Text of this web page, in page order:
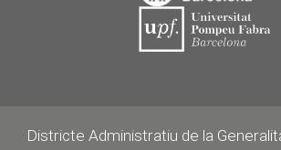
Districte Administratiu de la